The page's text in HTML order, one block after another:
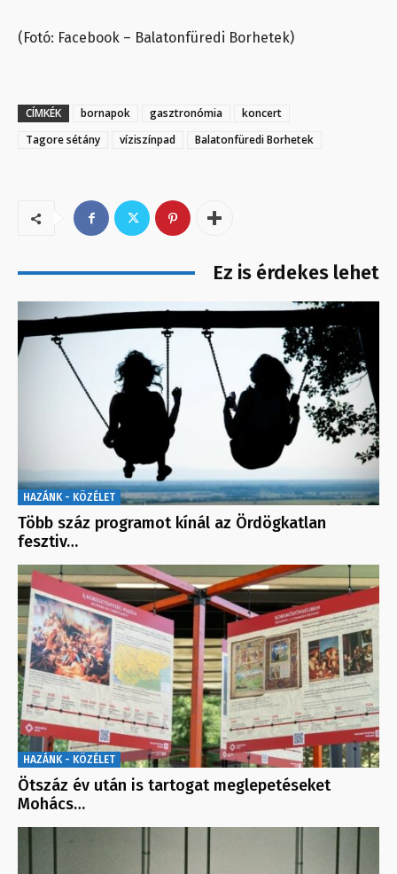
(Fotó: Facebook – Balatonfüredi Borhetek)
CÍMKÉK bornapok gasztronómia
koncert
Tagore sétány
víziszínpad Balatonfüredi Borhetek
Ez is érdekes lehet
HAZÁNK - KÖZÉLET
Több száz programot kínál az Ördögkatlan
fesztiv…
HAZÁNK - KÖZÉLET
Ötszáz év után is tartogat meglepetéseket
Mohács…